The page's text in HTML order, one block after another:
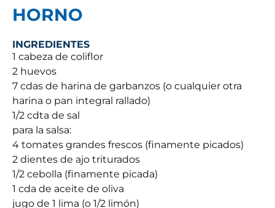
HORNO
INGREDIENTES
1 cabeza de coliflor
2 huevos
7 cdas de harina de garbanzos (o cualquier otra
harina o pan integral rallado)
1/2 cdta de sal
para la salsa:
4 tomates grandes frescos (finamente picados)
2 dientes de ajo triturados
1/2 cebolla (finamente picada)
1 cda de aceite de oliva
jugo de 1 lima (o 1/2 limón)